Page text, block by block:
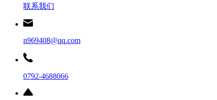
联系我们
n969408@qq.com
0792-4688066